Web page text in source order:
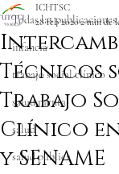
Todas las publicaciones
infancia
trabajo social clínico
salud mental
salud
salud pública
Técnicos
Trabajo
Clínico
y SENAME
ICHTSC
28 feb 20202 min de